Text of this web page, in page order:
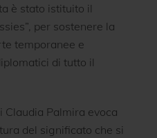
è stato istituito il
per sostenere la
temporanee e
di tutto il
Claudia Palmira evoca
del significato che si